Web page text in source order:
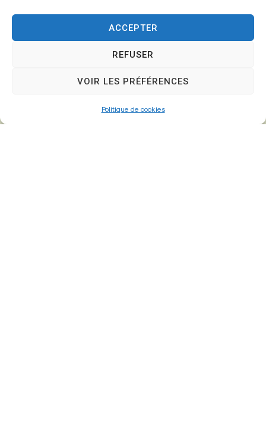
ACCEPTER
REFUSER
VOIR LES PRÉFÉRENCES
Politique de cookies